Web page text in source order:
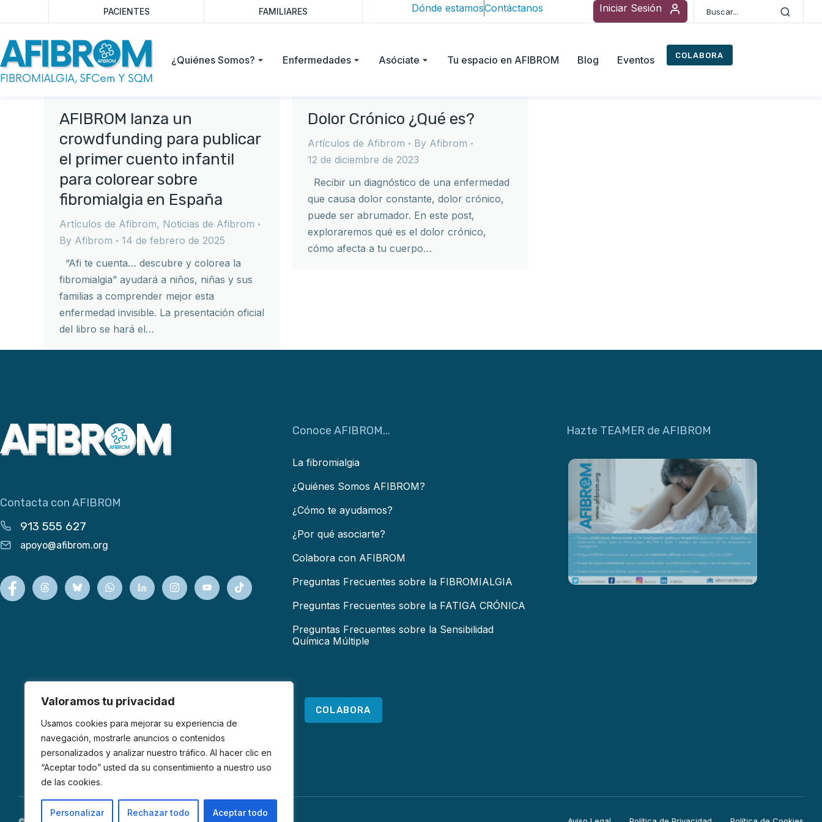
Valoramos tu privacidad
Usamos cookies para mejorar su experiencia de
navegación, mostrarle anuncios o contenidos
personalizados y analizar nuestro tráfico. Al hacer clic en
“Aceptar todo” usted da su consentimiento a nuestro uso
de las cookies.
Personalizar Rechazar todo Aceptar todo
PACIENTES FAMILIARES Dónde estamosContáctanos Iniciar Sesión
¿Quiénes Somos? Enfermedades Asóciate Tu espacio en AFIBROM Blog Eventos COLABORA
AFIBROM lanza un
crowdfunding para publicar
el primer cuento infantil
para colorear sobre
fibromialgia en España
Artículos de Afibrom, Noticias de Afibrom
By Afibrom
14 de febrero de 2025
“Afi te cuenta… descubre y colorea la
fibromialgia” ayudará a niños, niñas y sus
familias a comprender mejor esta
enfermedad invisible. La presentación oficial
del libro se hará el…
Dolor Crónico ¿Qué es?
Artículos de Afibrom By Afibrom
12 de diciembre de 2023
Recibir un diagnóstico de una enfermedad
que causa dolor constante, dolor crónico,
puede ser abrumador. En este post,
exploraremos qué es el dolor crónico,
cómo afecta a tu cuerpo…
Contacta con AFIBROM
913 555 627
apoyo@afibrom.org
Conoce AFIBROM...
La fibromialgia
¿Quiénes Somos AFIBROM?
¿Cómo te ayudamos?
¿Por qué asociarte?
Colabora con AFIBROM
Preguntas Frecuentes sobre la FIBROMIALGIA
Preguntas Frecuentes sobre la FATIGA CRÓNICA
Preguntas Frecuentes sobre la Sensibilidad
Química Múltiple
COLABORA
Hazte TEAMER de AFIBROM